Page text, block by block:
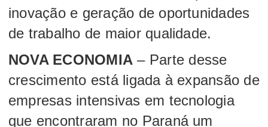
inovação e geração de oportunidades
de trabalho de maior qualidade.
NOVA ECONOMIA – Parte desse
crescimento está ligada à expansão de
empresas intensivas em tecnologia
que encontraram no Paraná um